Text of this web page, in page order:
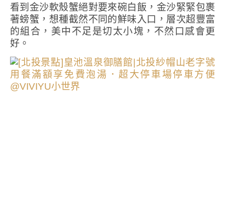
看到金沙軟殼蟹絕對要來碗白飯，金沙緊緊包裹
著螃蟹，想種截然不同的鮮味入口，層次超豐富
的組合，美中不足是切太小塊，不然口感會更
好。